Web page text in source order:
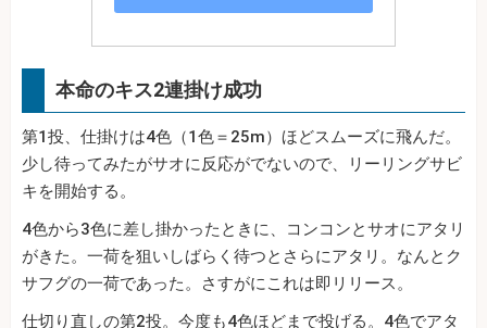
本命のキス2連掛け成功
第1投、仕掛けは4色（1色＝25m）ほどスムーズに飛んだ。
少し待ってみたがサオに反応がでないので、リーリングサビ
キを開始する。
4色から3色に差し掛かったときに、コンコンとサオにアタリ
がきた。一荷を狙いしばらく待つとさらにアタリ。なんとク
サフグの一荷であった。さすがにこれは即リリース。
仕切り直しの第2投。今度も4色ほどまで投げる。4色でアタ